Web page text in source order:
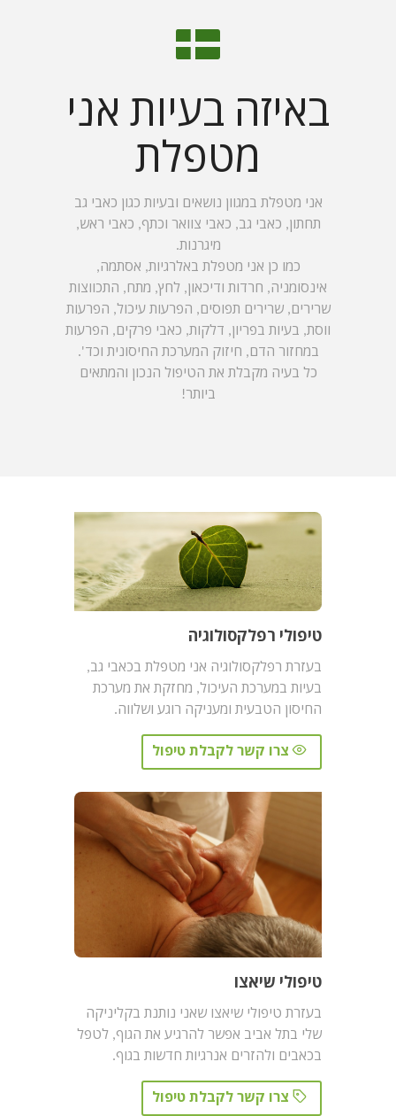
באיזה בעיות אני
מטפלת
אני מטפלת במגוון נושאים ובעיות כגון כאבי גב
תחתון, כאבי גב, כאבי צוואר וכתף, כאבי ראש,
מיגרנות.
כמו כן אני מטפלת באלרגיות, אסתמה,
אינסומניה, חרדות ודיכאון, לחץ, מתח, התכווצות
שרירים, שרירים תפוסים, הפרעות עיכול, הפרעות
ווסת, בעיות בפריון, דלקות, כאבי פרקים, הפרעות
במחזור הדם, חיזוק המערכת החיסונית וכד'.
כל בעיה מקבלת את הטיפול הנכון והמתאים
ביותר!
טיפולי רפלקסולוגיה
בעזרת רפלקסולוגיה אני מטפלת בכאבי גב,
בעיות במערכת העיכול, מחזקת את מערכת
החיסון הטבעית ומעניקה רוגע ושלווה.
צרו קשר לקבלת טיפול
טיפולי שיאצו
בעזרת טיפולי שיאצו שאני נותנת בקליניקה
שלי בתל אביב אפשר להרגיע את הגוף, לטפל
בכאבים ולהזרים אנרגיות חדשות בגוף.
צרו קשר לקבלת טיפול